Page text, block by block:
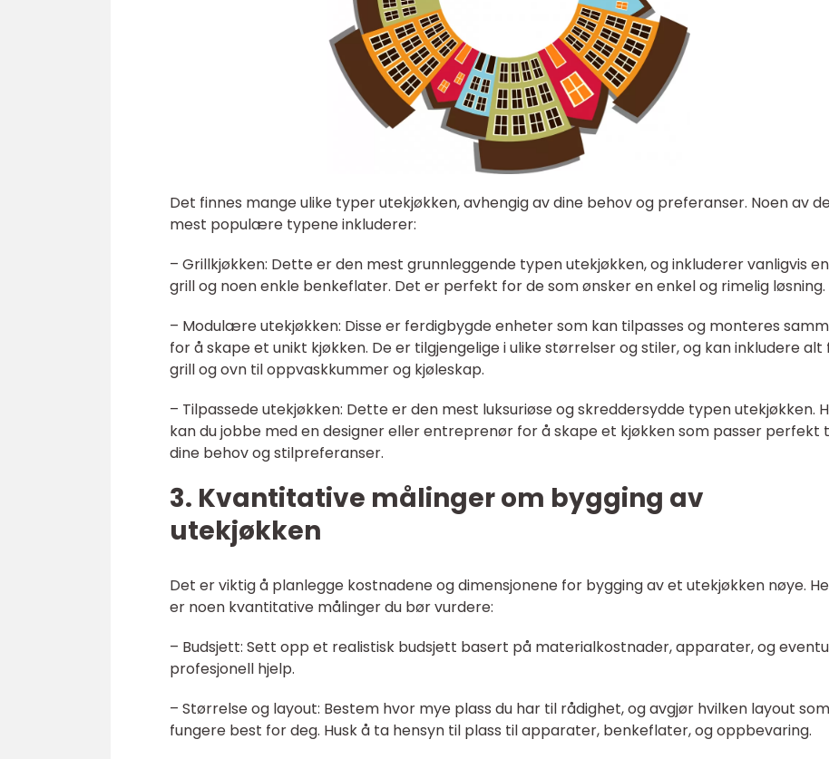
Det finnes mange ulike typer utekjøkken, avhengig av dine behov og preferanser. Noen av
mest populære typene inkluderer:
– Grillkjøkken: Dette er den mest grunnleggende typen utekjøkken, og inkluderer vanligvis en
grill og noen enkle benkeflater. Det er perfekt for de som ønsker en enkel og rimelig løsning.
– Modulære utekjøkken: Disse er ferdigbygde enheter som kan tilpasses og monteres
for å skape et unikt kjøkken. De er tilgjengelige i ulike størrelser og stiler, og kan inkludere alt
grill og ovn til oppvaskkummer og kjøleskap.
– Tilpassede utekjøkken: Dette er den mest luksuriøse og skreddersydde typen utekjøkken.
kan du jobbe med en designer eller entreprenør for å skape et kjøkken som passer perfekt
dine behov og stilpreferanser.
3. Kvantitative målinger om bygging av
utekjøkken
Det er viktig å planlegge kostnadene og dimensjonene for bygging av et utekjøkken nøye.
er noen kvantitative målinger du bør vurdere:
– Budsjett: Sett opp et realistisk budsjett basert på materialkostnader, apparater, og
profesjonell hjelp.
– Størrelse og layout: Bestem hvor mye plass du har til rådighet, og avgjør hvilken layout
fungere best for deg. Husk å ta hensyn til plass til apparater, benkeflater, og oppbevaring.